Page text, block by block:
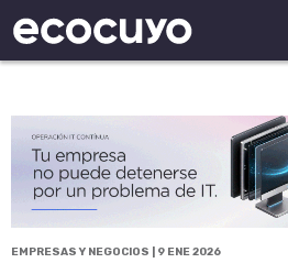
EMPRESAS Y NEGOCIOS | 9 ENE 2026